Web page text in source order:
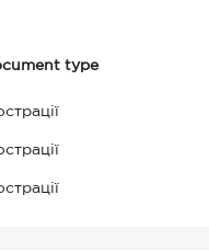
type